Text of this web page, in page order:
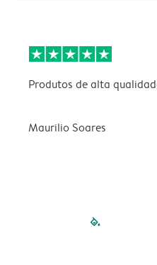
Produtos de alta
Maurilio Soares
filled-